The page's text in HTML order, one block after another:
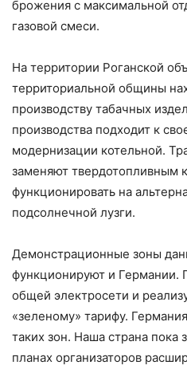
брожения с максимальной
газовой смеси.
На территории Роганской
территориальной общины
производству табачных
производства подходит к
модернизации котельной.
заменяют твердотопливным
функционировать на
подсолнечной лузги.
Демонстрационные зоны
функционируют и Германии.
общей электросети и
«зеленому» тарифу.
таких зон. Наша страна пока
планах организаторов